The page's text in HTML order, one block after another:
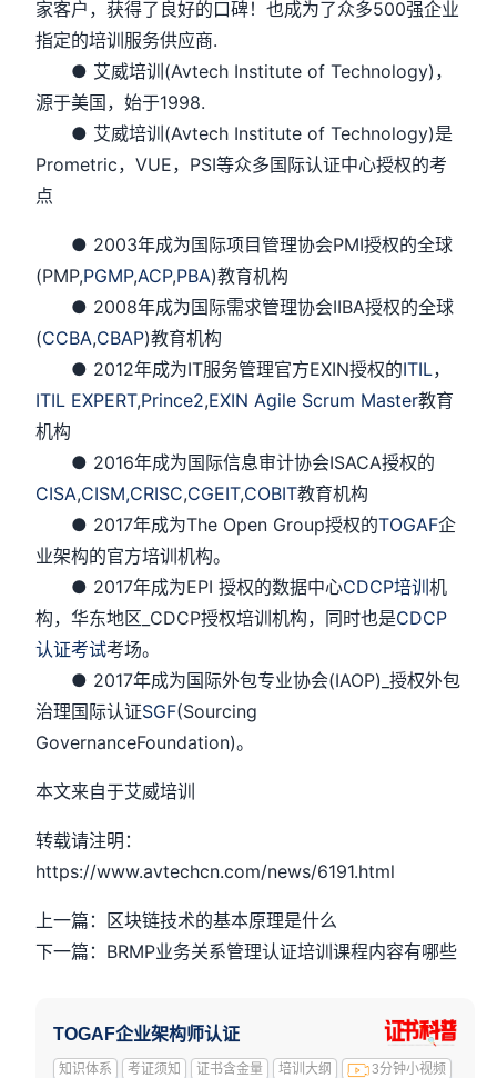
家客户，获得了良好的口碑！也成为了众多500强企业
指定的培训服务供应商.
● 艾威培训(Avtech Institute of Technology)，
源于美国，始于1998.
● 艾威培训(Avtech Institute of Technology)是
Prometric，VUE，PSI等众多国际认证中心授权的考
点
● 2003年成为国际项目管理协会PMI授权的全球
(PMP,PGMP,ACP,PBA)教育机构
● 2008年成为国际需求管理协会IIBA授权的全球
(CCBA,CBAP)教育机构
● 2012年成为IT服务管理官方EXIN授权的ITIL，
ITIL EXPERT,Prince2,EXIN Agile Scrum Master教育
机构
● 2016年成为国际信息审计协会ISACA授权的
CISA,CISM,CRISC,CGEIT,COBIT教育机构
● 2017年成为The Open Group授权的TOGAF企
业架构的官方培训机构。
● 2017年成为EPI 授权的数据中心CDCP培训机
构，华东地区_CDCP授权培训机构，同时也是CDCP
认证考试考场。
● 2017年成为国际外包专业协会(IAOP)_授权外包
治理国际认证SGF(Sourcing
GovernanceFoundation)。
本文来自于艾威培训
转载请注明：
https://www.avtechcn.com/news/6191.html
上一篇：区块链技术的基本原理是什么
下一篇：BRMP业务关系管理认证培训课程内容有哪些
TOGAF企业架构师认证
知识体系 考证须知 证书含金量 培训大纲 3分钟小视频